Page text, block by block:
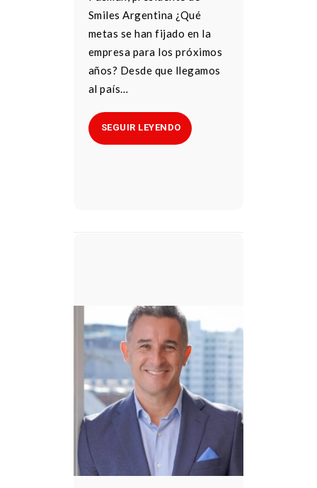
Smiles Argentina ¿Qué
metas se han fijado en la
empresa para los próximos
años? Desde que llegamos
al país…
SEGUIR LEYENDO